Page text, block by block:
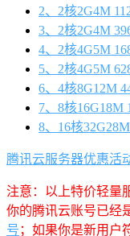
2、2核2G4M
3、2核2G4M
4、2核4G5M
5、2核4G5M
6、4核8G12M
7、8核16G18M
8、16核
腾讯云服务器优惠活
注意：以上特价轻量
你的腾讯云账号已经
号 ；如果你是新用户